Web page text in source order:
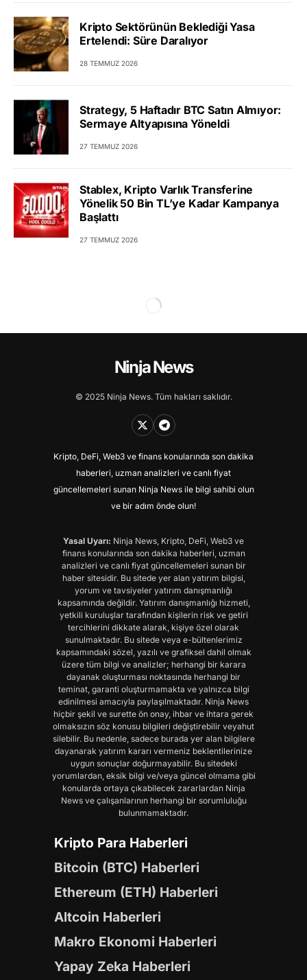
Kripto Sektörünün Beklediği Yasa
Ertelendi: Süre Daralıyor
28 TEMMUZ 2026
Strategy, 5 Haftadır BTC Satın Almıyor:
Sermaye Altyapısına Yöneldi
27 TEMMUZ 2026
Stablex, Kripto Varlık Transferine
Yönelik 50 Bin TL’ye Kadar Kampanya
Başlattı
27 TEMMUZ 2026
Ninja News
© 2025 Ninja News. Tüm hakları saklıdır.
Kripto, DeFi, Web3 ve finans konularında son dakika
haberleri, uzman analizleri ve canlı fiyat
güncellemeleri sunan Ninja News ile bilgi sahibi olun
ve bir adım önde olun!
Yasal Uyarı: Ninja News, Kripto, DeFi, Web3 ve
finans konularında son dakika haberleri, uzman
analizleri ve canlı fiyat güncellemeleri sunan bir
haber sitesidir. Bu sitede yer alan yatırım bilgisi,
yorum ve tavsiyeler yatırım danışmanlığı
kapsamında değildir. Yatırım danışmanlığı hizmeti,
yetkili kuruluşlar tarafından kişilerin risk ve getiri
tercihlerini dikkate alarak, kişiye özel olarak
sunulmaktadır. Bu sitede veya e-bültenlerimiz
kapsamındaki sözel, yazılı ve grafiksel dahil olmak
üzere tüm bilgi ve analizler; herhangi bir karara
dayanak oluşturması noktasında herhangi bir
teminat, garanti oluşturmamakta ve yalnızca bilgi
edinilmesi amacıyla paylaşılmaktadır. Ninja News
hiçbir şekil ve surette ön onay, ihbar ve ihtara gerek
olmaksızın söz konusu bilgileri değiştirebilir veyahut
silebilir. Bu nedenle, sadece burada yer alan bilgilere
dayanarak yatırım kararı vermeniz beklentilerinize
uygun sonuçlar doğurmayabilir. Bu sitedeki
yorumlardan, eksik bilgi ve/veya güncel olmama gibi
konularda ortaya çıkabilecek zararlardan Ninja
News ve çalışanlarının herhangi bir sorumluluğu
bulunmamaktadır.
Kripto Para Haberleri
Bitcoin (BTC) Haberleri
Ethereum (ETH) Haberleri
Altcoin Haberleri
Makro Ekonomi Haberleri
Yapay Zeka Haberleri